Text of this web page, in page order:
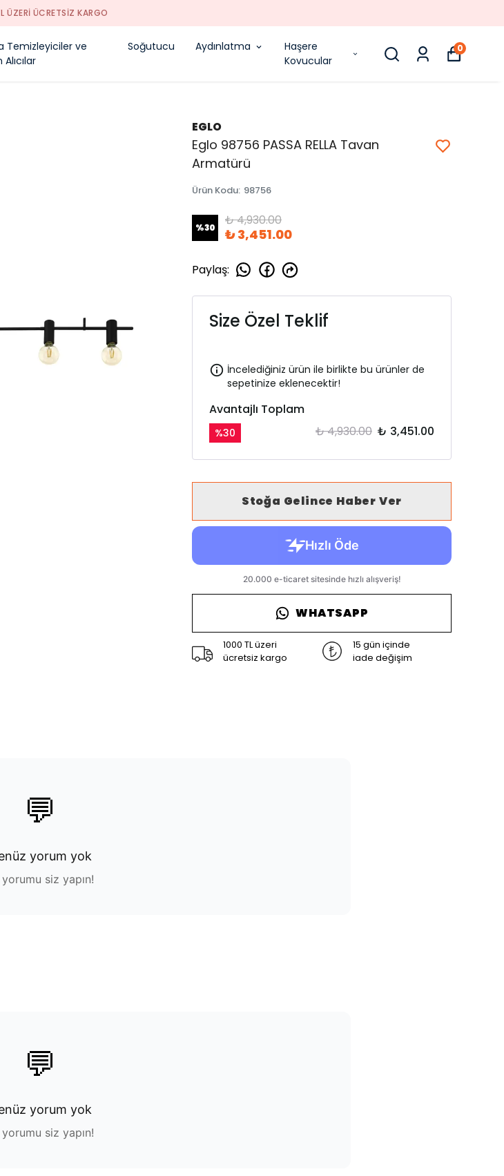
ÜZERI ÜCRETSIZ KARGO
Temizleyiciler ve
Soğutucu Aydınlatma
Haşere
Kovucular
0
EGLO
Eglo 98756 PASSA RELLA Tavan
Armatürü
Ürün Kodu: 98756
%30 ₺ 4,930.00
₺ 3,451.00
Paylaş:
Size Özel Teklif
İncelediğiniz ürün ile birlikte bu ürünler de
sepetinize eklenecektir!
Avantajlı Toplam
%30 ₺ 4,930.00 ₺ 3,451.00
Stoğa Gelince Haber Ver
WHATSAPP
1000 TL üzeri
ücretsiz kargo
15 gün içinde
iade değişim
💬
yorum yok
siz yapın!
💬
yorum yok
siz yapın!